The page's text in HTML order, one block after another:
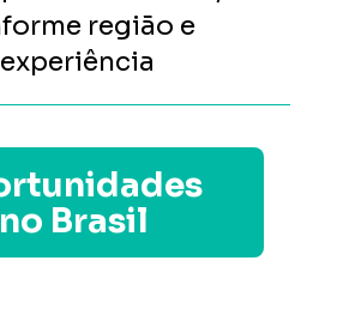
região e
experiência
no Brasil